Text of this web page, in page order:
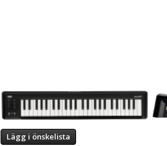
Lägg i önskelista